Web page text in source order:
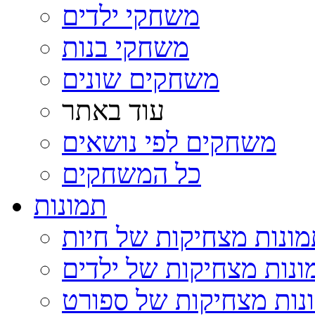
משחקי ילדים
משחקי בנות
משחקים שונים
עוד באתר
משחקים לפי נושאים
כל המשחקים
תמונות
מצחיקות של חיות
מצחיקות של ילדים
מצחיקות של ספורט